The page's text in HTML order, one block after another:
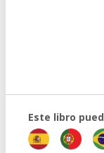
Este libro